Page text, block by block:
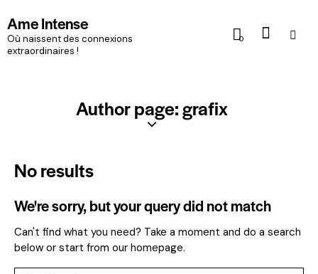
Ame Intense
Où naissent des connexions
extraordinaires !
0
Author page: grafix
No results
We're sorry, but your query did not match
Can't find what you need? Take a moment and do a search
below or start from our homepage.